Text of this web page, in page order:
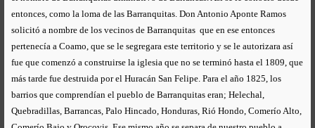
entonces, como la loma de las Barranquitas. Don Antonio Aponte Ramos
solicitó a nombre de los vecinos de Barranquitas que en ese entonces
pertenecía a Coamo, que se le segregara este territorio y se le autorizara así
fue que comenzó a construirse la iglesia que no se terminó hasta el 1809, que
más tarde fue destruida por el Huracán San Felipe. Para el año 1825, los
barrios que comprendían el pueblo de Barranquitas eran; Helechal,
Quebradillas, Barrancas, Palo Hincado, Honduras, Rió Hondo, Comerío Alto,